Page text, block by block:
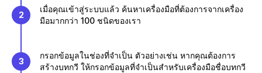
2
เมื่อคุณเข้าสู่ระบบแล้ว ค้นหาเครื่องมือที่ต้องการจากเครื่อง
มือมากกว่า 100 ชนิดของเรา
3
กรอกข้อมูลในช่องที่จำเป็น ตัวอย่างเช่น หากคุณต้องการ
สร้างบทกวี ให้กรอกข้อมูลที่จำเป็นสำหรับเครื่องมือชื่อบทกวี